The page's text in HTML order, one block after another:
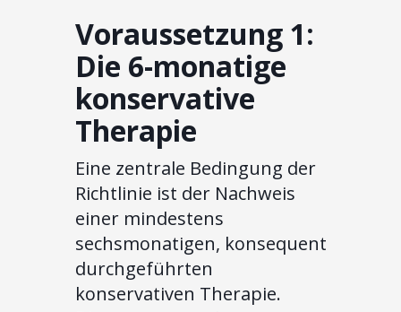
Voraussetzung 1:
Die 6-monatige
konservative
Therapie
Eine zentrale Bedingung der
Richtlinie ist der Nachweis
einer mindestens
sechsmonatigen, konsequent
durchgeführten
konservativen Therapie.